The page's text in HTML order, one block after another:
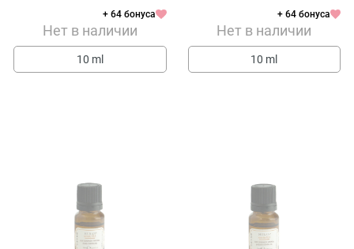
+ 64 бонуса
Нет в наличии
10 ml
+ 64 бонуса
Нет в наличии
10 ml